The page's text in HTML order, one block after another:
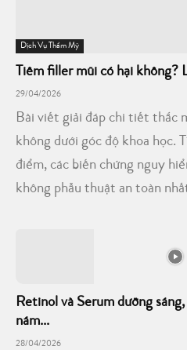
Dịch Vụ Thẩm Mỹ
Tiêm filler mũi có hại không?
29/04/2026
Bài viết giải đáp chi tiết thắc
không dưới góc độ khoa học.
điểm, các biến chứng nguy
không phẫu thuật an toàn
Retinol và Serum dưỡng
nám...
28/04/2026